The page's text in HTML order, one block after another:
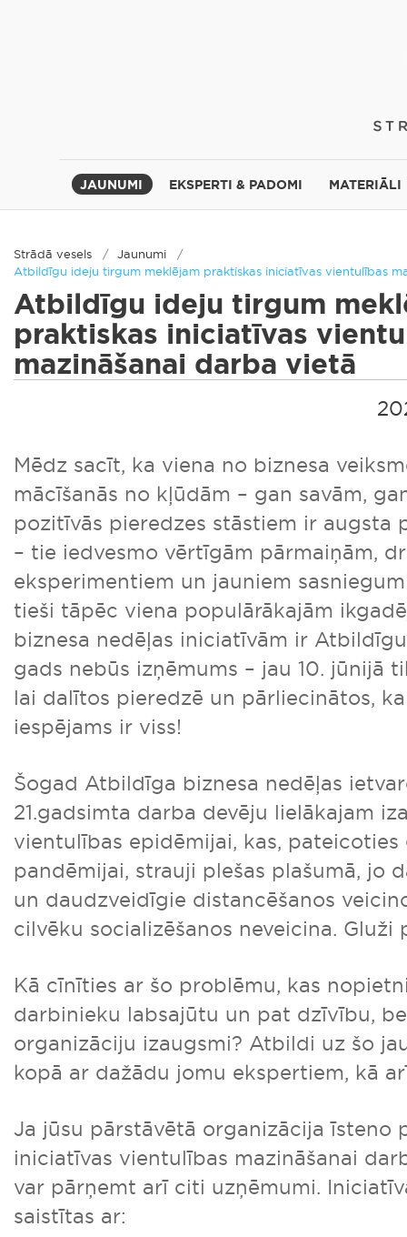
JAUNUMI EKSPERTI & PADOMI MATERIĀLI
Strādā vesels
Jaunumi
Atbildīgu ideju tirgum meklējam praktiskas iniciatīvas vientulības
Atbildīgu ideju tirgum
praktiskas iniciatīvas
mazināšanai darba vietā
Mēdz sacīt, ka viena no biznesa
mācīšanās no kļūdām – gan savām,
pozitīvās pieredzes stāstiem ir augsta
– tie iedvesmo vērtīgām pārmaiņām,
eksperimentiem un jauniem
tieši tāpēc viena populārākajām
biznesa nedēļas iniciatīvām ir
gads nebūs izņēmums – jau 10. jūnijā
lai dalītos pieredzē un pārliecinātos,
iespējams ir viss!
Šogad Atbildīga biznesa nedēļas
21.gadsimta darba devēju lielākajam
vientulības epidēmijai, kas, pateicoties
pandēmijai, strauji plešas plašumā, jo
un daudzveidīgie distancēšanos
cilvēku socializēšanos neveicina. Gluži
Kā cīnīties ar šo problēmu, kas
darbinieku labsajūtu un pat dzīvību,
organizāciju izaugsmi? Atbildi uz šo
kopā ar dažādu jomu ekspertiem, kā
Ja jūsu pārstāvētā organizācija īsteno
iniciatīvas vientulības mazināšanai
var pārņemt arī citi uzņēmumi.
saistītas ar: